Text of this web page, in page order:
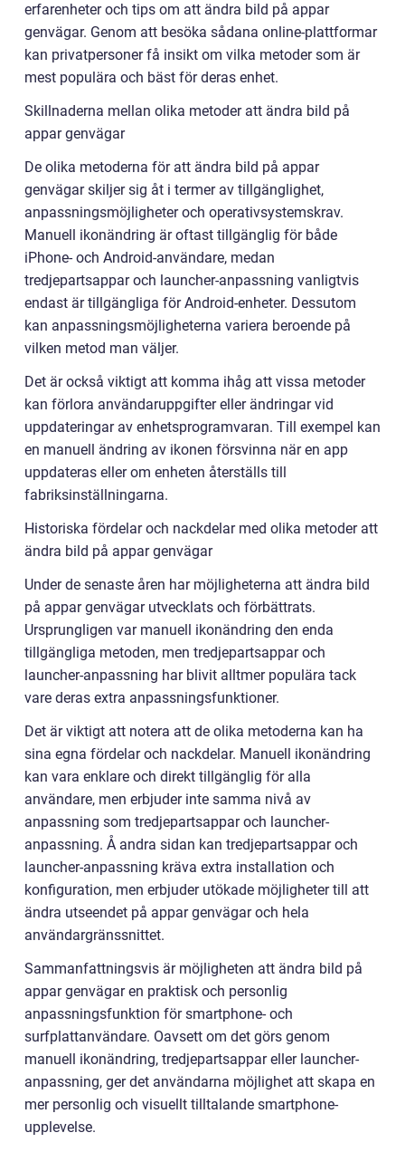
erfarenheter och tips om att ändra bild på appar
genvägar. Genom att besöka sådana online-plattformar
kan privatpersoner få insikt om vilka metoder som är
mest populära och bäst för deras enhet.
Skillnaderna mellan olika metoder att ändra bild på
appar genvägar
De olika metoderna för att ändra bild på appar
genvägar skiljer sig åt i termer av tillgänglighet,
anpassningsmöjligheter och operativsystemskrav.
Manuell ikonändring är oftast tillgänglig för både
iPhone- och Android-användare, medan
tredjepartsappar och launcher-anpassning vanligtvis
endast är tillgängliga för Android-enheter. Dessutom
kan anpassningsmöjligheterna variera beroende på
vilken metod man väljer.
Det är också viktigt att komma ihåg att vissa metoder
kan förlora användaruppgifter eller ändringar vid
uppdateringar av enhetsprogramvaran. Till exempel kan
en manuell ändring av ikonen försvinna när en app
uppdateras eller om enheten återställs till
fabriksinställningarna.
Historiska fördelar och nackdelar med olika metoder att
ändra bild på appar genvägar
Under de senaste åren har möjligheterna att ändra bild
på appar genvägar utvecklats och förbättrats.
Ursprungligen var manuell ikonändring den enda
tillgängliga metoden, men tredjepartsappar och
launcher-anpassning har blivit alltmer populära tack
vare deras extra anpassningsfunktioner.
Det är viktigt att notera att de olika metoderna kan ha
sina egna fördelar och nackdelar. Manuell ikonändring
kan vara enklare och direkt tillgänglig för alla
användare, men erbjuder inte samma nivå av
anpassning som tredjepartsappar och launcher-
anpassning. Å andra sidan kan tredjepartsappar och
launcher-anpassning kräva extra installation och
konfiguration, men erbjuder utökade möjligheter till att
ändra utseendet på appar genvägar och hela
användargränssnittet.
Sammanfattningsvis är möjligheten att ändra bild på
appar genvägar en praktisk och personlig
anpassningsfunktion för smartphone- och
surfplattanvändare. Oavsett om det görs genom
manuell ikonändring, tredjepartsappar eller launcher-
anpassning, ger det användarna möjlighet att skapa en
mer personlig och visuellt tilltalande smartphone-
upplevelse.